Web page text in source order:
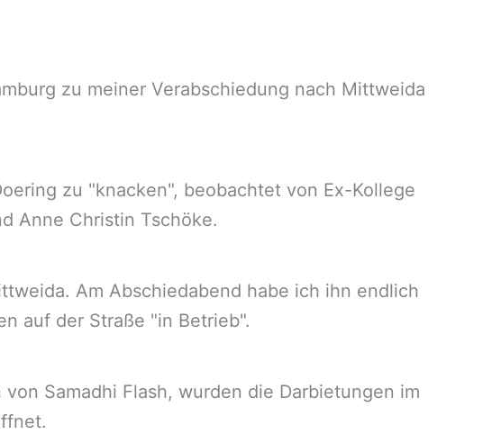
zu meiner Verabschiedung nach Mittweida
zu "knacken", beobachtet von Ex-Kollege
Anne Christin Tschöke.
Am Abschiedabend habe ich ihn endlich
auf der Straße "in Betrieb".
Samadhi Flash, wurden die Darbietungen im